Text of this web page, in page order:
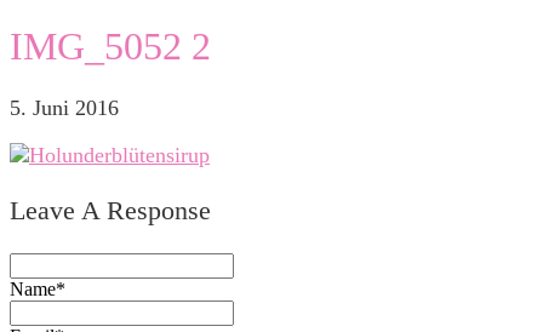
IMG_5052 2
5. Juni 2016
Leave A Response
Name*